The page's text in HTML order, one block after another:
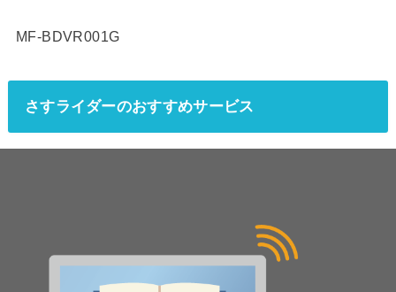
MF-BDVR001G
さすライダーのおすすめサービス